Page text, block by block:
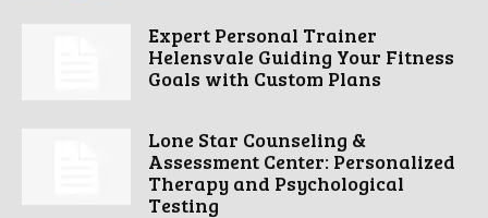
Expert Personal Trainer
Helensvale Guiding Your Fitness
Goals with Custom Plans
Lone Star Counseling &
Assessment Center: Personalized
Therapy and Psychological
Testing